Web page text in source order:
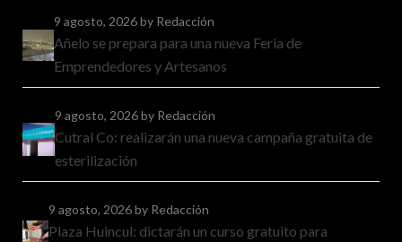
9 agosto, 2026by Redacción
Añelo se prepara para una nueva Feria de
Emprendedores y Artesanos
9 agosto, 2026by Redacción
Cutral Co: realizarán una nueva campaña gratuita de
esterilización
9 agosto, 2026by Redacción
Plaza Huincul: dictarán un curso gratuito para